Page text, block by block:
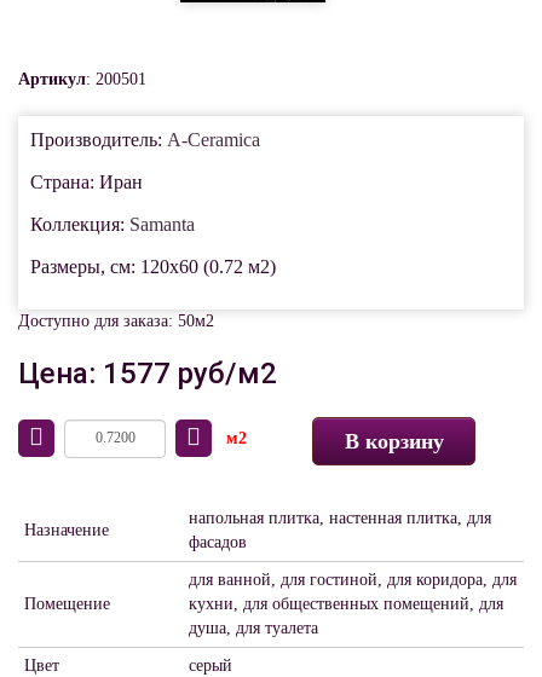
Артикул: 200501
Производитель: A-Ceramica
Страна: Иран
Коллекция: Samanta
Размеры, см: 120x60 (0.72 м2)
Доступно для заказа: 50м2
Цена: 1577 руб/м2
м2 В корзину
Назначение
напольная плитка, настенная плитка, для
фасадов
Помещение
для ванной, для гостиной, для коридора, для
кухни, для общественных помещений, для
душа, для туалета
Цвет серый